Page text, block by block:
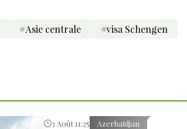
#Asie centrale #visa Schengen
3 Août 11:25 Azerbaïdjan